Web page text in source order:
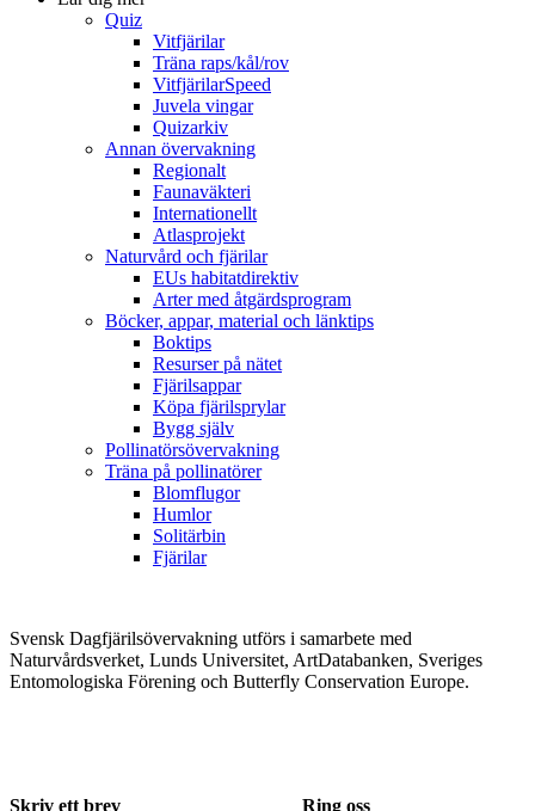
Quiz
Vitfjärilar
Träna raps/kål/rov
VitfjärilarSpeed
Juvela vingar
Quizarkiv
Annan övervakning
Regionalt
Faunaväkteri
Internationellt
Atlasprojekt
Naturvård och fjärilar
EUs habitatdirektiv
Arter med åtgärdsprogram
Böcker, appar, material och länktips
Boktips
Resurser på nätet
Fjärilsappar
Köpa fjärilsprylar
Bygg själv
Pollinatörsövervakning
Träna på pollinatörer
Blomflugor
Humlor
Solitärbin
Fjärilar
Svensk Dagfjärilsövervakning utförs i samarbete med
Naturvårdsverket, Lunds Universitet, ArtDatabanken, Sveriges
Entomologiska Förening och Butterfly Conservation Europe.
Skriv ett brev Ring oss